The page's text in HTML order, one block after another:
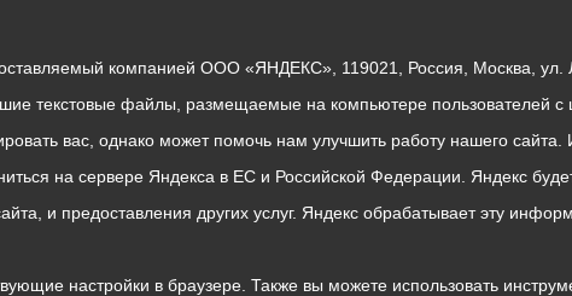
компанией ООО «ЯНДЕКС», 119021, Россия, Москва, ул.
текстовые файлы, размещаемые на компьютере пользователей с
вас, однако может помочь нам улучшить работу нашего сайта.
на сервере Яндекса в ЕС и Российской Федерации. Яндекс
и предоставления других услуг. Яндекс обрабатывает эту
настройки в браузере. Также вы можете использовать